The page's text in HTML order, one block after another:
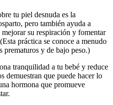
tu piel desnuda es la
pero también ayuda a
su respiración y fomentar
práctica se conoce a menudo
prematuros y de bajo peso.)
tranquilidad a tu bebé y reduce
demuestran que puede hacer lo
hormona que promueve